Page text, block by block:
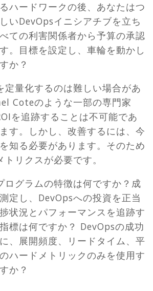
ハードワークの後、あなたはつ
いDevOpsイニシアチブを立ち
ての利害関係者から予算の承認
。目標を設定し、車輪を動かし
か？
定量化するのは難しい場合があ
Coteのような一部の専門家
を追跡することは不可能であ
す。しかし、改善するには、今
知る必要があります。そのため
リクスが必要です。
ログラムの特徴は何ですか？成
定し、DevOpsへの投資を正当
状況とパフォーマンスを追跡す
標は何ですか？ DevOpsの成功
、展開頻度、リードタイム、平
ハードメトリックのみを使用す
か？